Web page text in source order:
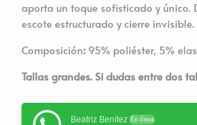
aporta un toque sofisticado y único.
escote estructurado y cierre invisible.
Composición:95% poliéster, 5%
Tallas grandes. Si dudas entre dos
Beatriz Benítez En línea